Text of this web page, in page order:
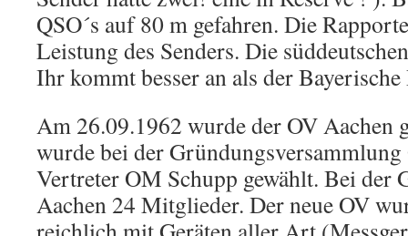
QSO´s auf 80 m gefahren. Die
Leistung des Senders. Die
Ihr kommt besser an als der
Am 26.09.1962 wurde der OV Aachen
wurde bei der
Vertreter OM Schupp gewählt. Bei der
Aachen 24 Mitglieder. Der neue OV